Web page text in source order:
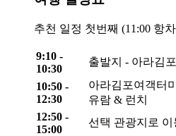
추천 일정 첫번째 (11:00 항
9:10 -
10:30
출발지 - 아라김
10:50 -
12:30
아라김포여객터
유람 & 런치
12:50 -
15:00
선택 관광지로